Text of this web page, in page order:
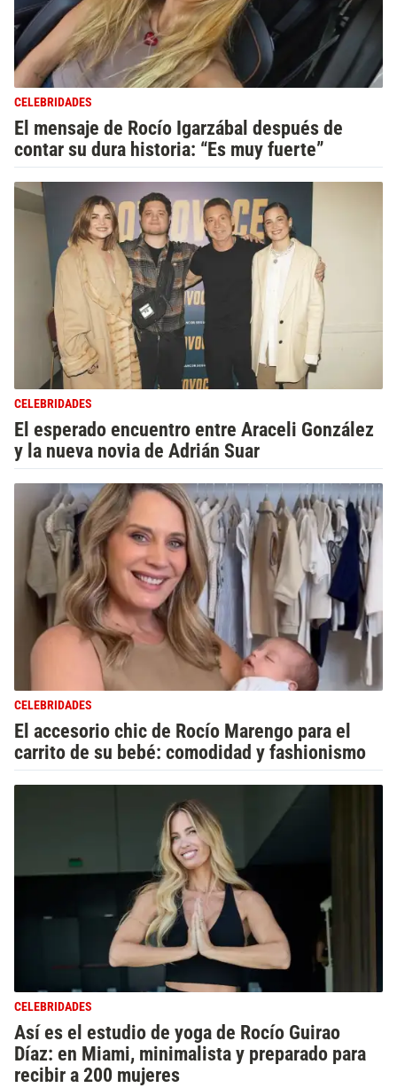
CELEBRIDADES
El mensaje de Rocío Igarzábal después de
contar su dura historia: “Es muy fuerte”
CELEBRIDADES
El esperado encuentro entre Araceli González
y la nueva novia de Adrián Suar
CELEBRIDADES
El accesorio chic de Rocío Marengo para el
carrito de su bebé: comodidad y fashionismo
CELEBRIDADES
Así es el estudio de yoga de Rocío Guirao
Díaz: en Miami, minimalista y preparado para
recibir a 200 mujeres